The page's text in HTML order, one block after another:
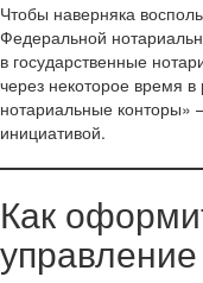
Чтобы наверняка
Федеральной
в государственные
через некоторое время
нотариальные конторы»
инициативой.
Как